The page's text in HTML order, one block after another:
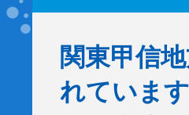
関東甲信
れていま